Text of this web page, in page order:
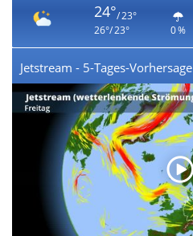
24°/ 23°
26°/ 23°
0 %
Jetstream - 5-Tages-Vorhersage